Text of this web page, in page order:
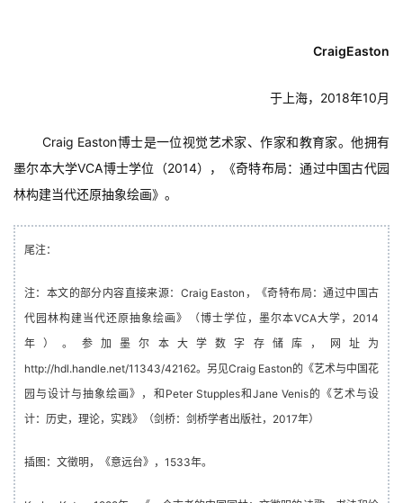
首
章
分
类
发
CraigEaston
于上海，2018年10月
Craig Easton博士是一位视觉艺术家、作家和教育家。他拥有
墨尔本大学VCA博士学位（2014），《奇特布局：通过中国古代园
林构建当代还原抽象绘画》。
尾注：
注：本文的部分内容直接来源：Craig Easton，《奇特布局：通过中国古
代园林构建当代还原抽象绘画》（博士学位，墨尔本VCA大学，2014
年）。参加墨尔本大学数字存储库，网址为
http://hdl.handle.net/11343/42162。另见Craig Easton的《艺术与中国花
园与设计与抽象绘画》，和Peter Stupples和Jane Venis的《艺术与设
计：历史，理论，实践》（剑桥：剑桥学者出版社，2017年）
插图：文徵明，《意远台》，1533年。